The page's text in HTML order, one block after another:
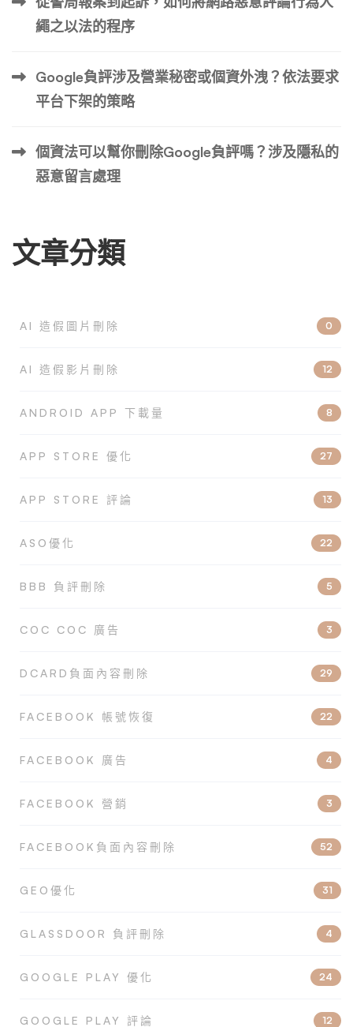
乎任何擁有信用卡的人都可以存取這些目錄；有些甚至是免
費的。 如果CEO什麼都不做，負面訊息就會消失嗎？ 不
他們的聲譽。 訪談中出現的負面或斷章取義的評論可能會
損害執行長的職業生涯和公司。 「資料抓取者」可能發現
了多年前的逮捕或破產；出版也會讓執行長和公 […] …
繩之以法的程序
Google負評涉及營業秘密或個資外洩？依法要求
平台下架的策略
個資法可以幫你刪除Google負評嗎？涉及隱私的
惡意留言處理
文章分類
AI 造假圖片刪除 0
AI 造假影片刪除 12
ANDROID APP 下載量 8
APP STORE 優化 27
APP STORE 評論 13
ASO優化 22
BBB 負評刪除 5
COC COC 廣告 3
DCARD負面內容刪除 29
FACEBOOK 帳號恢復 22
FACEBOOK 廣告 4
FACEBOOK 營銷 3
FACEBOOK負面內容刪除 52
GEO優化 31
GLASSDOOR 負評刪除 4
GOOGLE PLAY 優化 24
GOOGLE PLAY 評論 12